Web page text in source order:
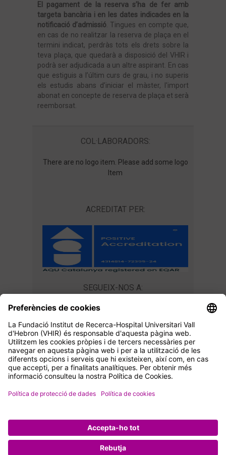
El pagament de la reserva s’ha de fer amb
targeta bancària i en les dates indicades en la
notificació d’admissió. Tingues en compte que,
en cas de no realitzar la reserva de plaça en el
termini indicat, perdràs tots els drets sobre la
teva plaça, que quedarà a disposició del VHIR i
podrà ser adjudicada a un altre aspirant. En cas
que estiguis a l’últim curs de grau, i no superis
els estudis abans d’iniciar el màster, l'import
abonat en concepte de reserva de plaça et serà
reemborsat.
COL·LABORADORS:
There are no logo item. Please add some logo
Item
ACREDITAT PER:
SEGUEIX-NOS A:
CONTACTA AMB NOSALTRES
Unitat de Docència
master@vhir.org
+34 934 894 019
© FIR-HUVH Fundació Institut de Recerca Hospital
Universitari Vall d’Hebron 2024